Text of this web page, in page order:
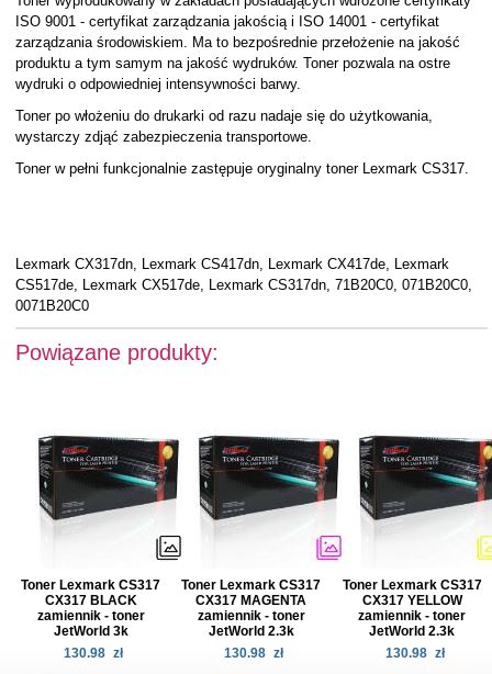
ISO 9001 - certyfikat zarządzania jakością i ISO 14001 - certyfikat
zarządzania środowiskiem. Ma to bezpośrednie przełożenie na jakość
produktu a tym samym na jakość wydruków. Toner pozwala na ostre
wydruki o odpowiedniej intensywności barwy.
Toner po włożeniu do drukarki od razu nadaje się do użytkowania,
wystarczy zdjąć zabezpieczenia transportowe.
Toner w pełni funkcjonalnie zastępuje oryginalny toner Lexmark CS317.
Lexmark CX317dn, Lexmark CS417dn, Lexmark CX417de, Lexmark
CS517de, Lexmark CX517de, Lexmark CS317dn, 71B20C0, 071B20C0,
0071B20C0
Powiązane produkty:
Toner Lexmark CS317
CX317 BLACK
zamiennik - toner
JetWorld 3k
130.98 zł
Toner Lexmark CS317
CX317 MAGENTA
zamiennik - toner
JetWorld 2.3k
130.98 zł
Toner Lexmark CS317
CX317 YELLOW
zamiennik - toner
JetWorld 2.3k
130.98 zł